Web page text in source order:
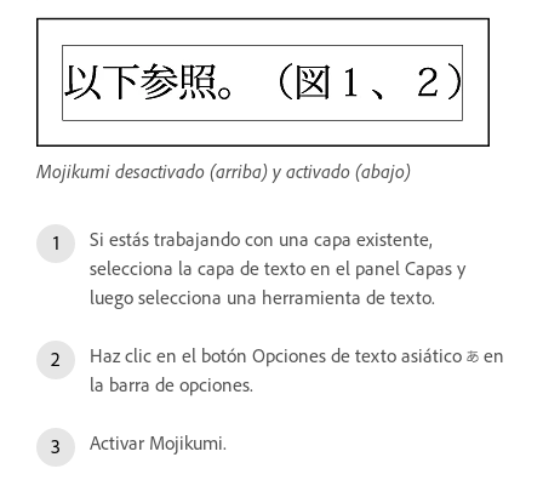
Mojikumi desactivado (arriba) y activado (abajo)
Si estás trabajando con una capa existente,
selecciona la capa de texto en el panel Capas y
luego selecciona una herramienta de texto.
Haz clic en el botón Opciones de texto asiático
en
la barra de opciones.
Activar Mojikumi.